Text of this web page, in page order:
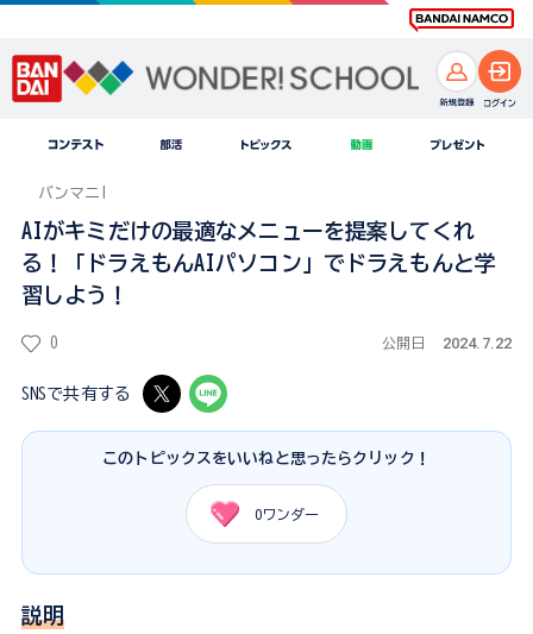
AIがキミだけの最適なメニューを提案してくれ
る！「ドラえもんAIパソコン」でドラえもんと学
習しよう！
バンマニ!
0 公開日 2024.7.22
SNSで共有する
このトピックスをいいねと思ったらクリック！
0ワンダー
説明